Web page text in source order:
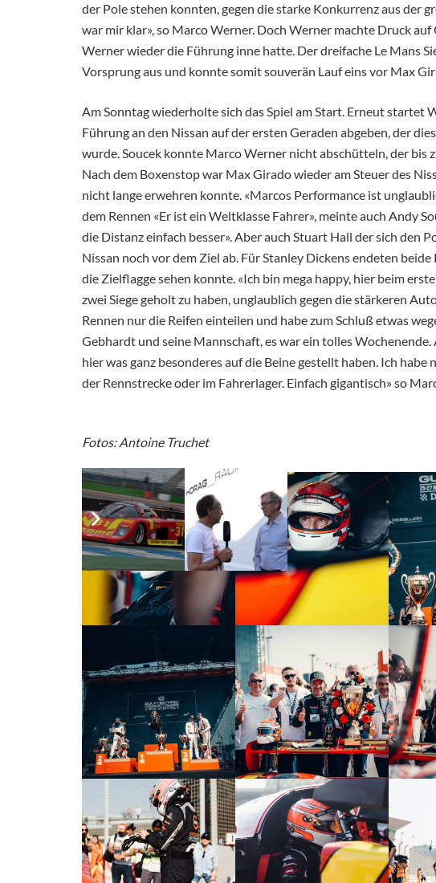
der Pole stehen konnten, gegen die starke Konkurrenz aus der
war mir klar», so Marco Werner. Doch Werner machte Druck
Werner wieder die Führung inne hatte. Der dreifache Le Mans
Vorsprung aus und konnte somit souverän Lauf eins vor Max
Am Sonntag wiederholte sich das Spiel am Start. Erneut startet
Führung an den Nissan auf der ersten Geraden abgeben, der
wurde. Soucek konnte Marco Werner nicht abschütteln, der bis
Nach dem Boxenstop war Max Girado wieder am Steuer des
nicht lange erwehren konnte. «Marcos Performance ist
dem Rennen «Er ist ein Weltklasse Fahrer», meinte auch Andy
die Distanz einfach besser». Aber auch Stuart Hall der sich den
Nissan noch vor dem Ziel ab. Für Stanley Dickens endeten
die Zielflagge sehen konnte. «Ich bin mega happy, hier beim
zwei Siege geholt zu haben, unglaublich gegen die stärkeren
Rennen nur die Reifen einteilen und habe zum Schluß etwas
Gebhardt und seine Mannschaft, es war ein tolles
hier was ganz besonderes auf die Beine gestellt haben. Ich
der Rennstrecke oder im Fahrerlager. Einfach gigantisch» so
Fotos: Antoine Truchet